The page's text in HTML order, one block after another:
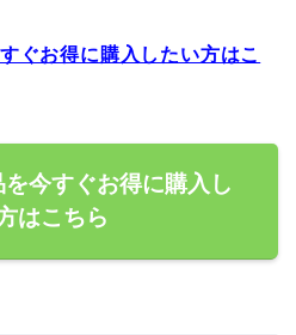
ぐお得に購入したい方はこ
今すぐお得に購入し
はこちら